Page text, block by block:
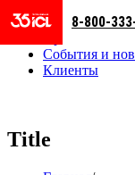
Направления
События и
Клиенты
8-800-
Title